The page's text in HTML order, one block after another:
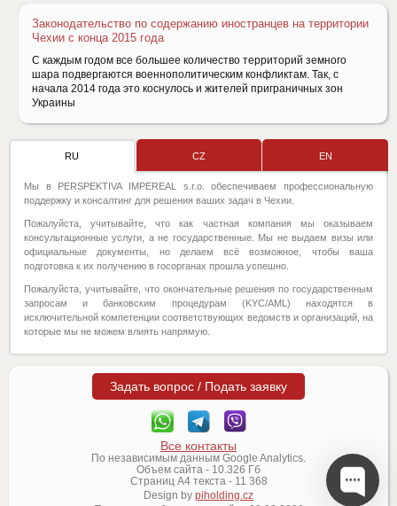
Законодательство по содержанию иностранцев на территории
Чехии с конца 2015 года
С каждым годом все большее количество территорий земного
шара подвергаются военнополитическим конфликтам. Так, с
начала 2014 года это коснулось и жителей приграничных зон
Украины
RU CZ EN
Мы в PERSPEKTIVA IMPEREAL s.r.o. обеспечиваем профессиональную
поддержку и консалтинг для решения ваших задач в Чехии.
Пожалуйста, учитывайте, что как частная компания мы оказываем
консультационные услуги, а не государственные. Мы не выдаем визы или
официальные документы, но делаем всё возможное, чтобы ваша
подготовка к их получению в госорганах прошла успешно.
Пожалуйста, учитывайте, что окончательные решения по государственным
запросам и банковским процедурам (KYC/AML) находятся в
исключительной компетенции соответствующих ведомств и организаций, на
которые мы не можем влиять напрямую.
Задать вопрос / Подать заявку
Все контакты
По независимым данным Google Analytics.
Объем сайта - 10.326 Гб
Страниц А4 текста - 11 368
Design by piholding.cz